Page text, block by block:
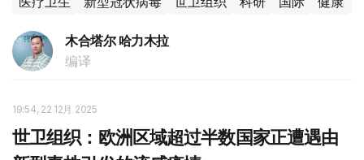
木合塔尔 哈力木拉
编译
19:54, 22 12月 2025
世卫组织：欧洲区域超过半数国家正遭遇由